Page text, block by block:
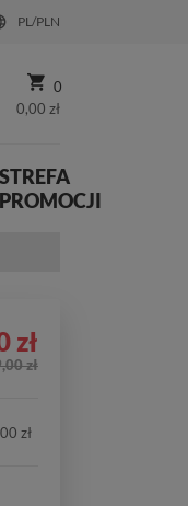
PL/PLN
0
0,00 zł
STREFA
PROMOCJI
zł
zł
zł